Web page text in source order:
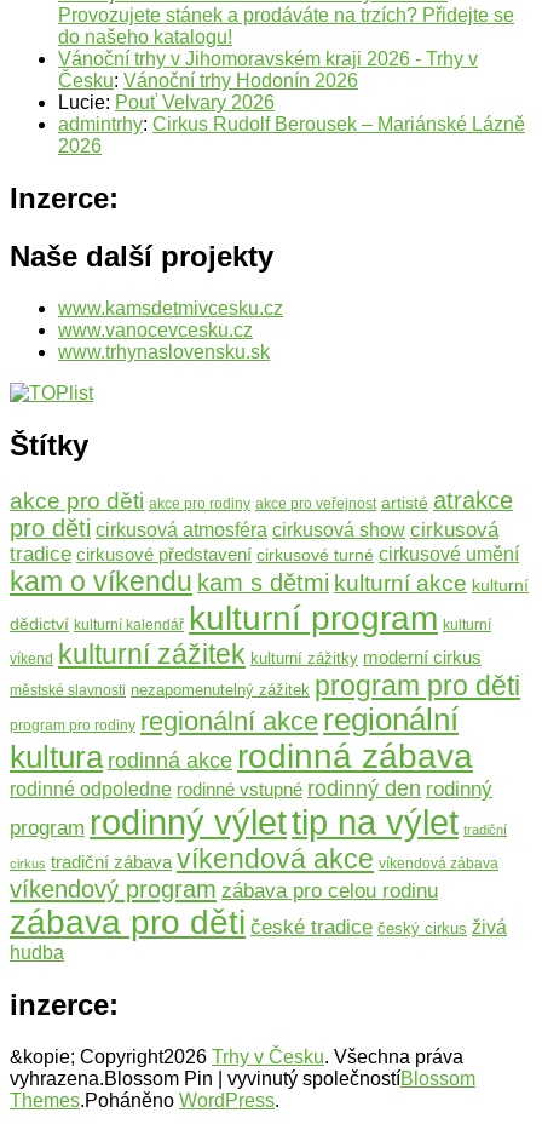
Provozujete stánek a prodáváte na trzích? Přidejte se
do našeho katalogu!
Vánoční trhy v Jihomoravském kraji 2026 - Trhy v
Česku: Vánoční trhy Hodonín 2026
Lucie: Pouť Velvary 2026
admintrhy: Cirkus Rudolf Berousek – Mariánské Lázně
2026
Inzerce:
Naše další projekty
www.kamsdetmivcesku.cz
www.vanocevcesku.cz
www.trhynaslovensku.sk
Štítky
akce pro děti akce pro rodiny akce pro veřejnost artisté atrakce
pro děti cirkusová atmosféra cirkusová show cirkusová
tradice cirkusové představení cirkusové turné cirkusové umění
kam o víkendu kam s dětmi kulturní akce kulturní
dědictví kulturní kalendář kulturní program kulturní
víkend kulturní zážitek kulturní zážitky moderní cirkus
městské slavnosti nezapomenutelný zážitek program pro děti
program pro rodiny regionální akce regionální
kultura rodinná akce rodinná zábava
rodinné odpoledne rodinné vstupné rodinný den rodinný
program rodinný výlettip na výlet tradiční
cirkus tradiční zábava víkendová akce víkendová zábava
víkendový program zábava pro celou rodinu
zábava pro děti české tradice český cirkus živá
hudba
inzerce:
&kopie; Copyright2026 Trhy v Česku. Všechna práva
vyhrazena.Blossom Pin | vyvinutý společnostíBlossom
Themes.Poháněno WordPress.